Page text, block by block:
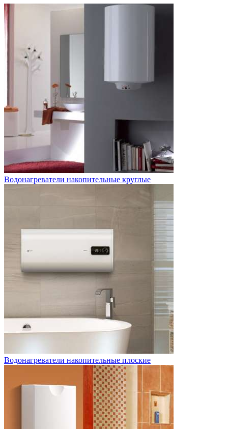
Водонагреватели накопительные круглые
Водонагреватели накопительные плоские